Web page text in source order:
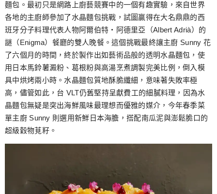
麵包。最初只是網路上廚藝競賽中的一個有趣實驗，來自世界
各地的主廚師參加了水晶麵包挑戰，試圖贏得在大名鼎鼎的西
班牙分子料理代表人物阿爾伯特‧阿德里亞（Albert Adrià）的
謎（Enigma）餐廳的雙人晚餐。這個挑戰最終讓主廚 Sunny 花
了六個月的時間，終於製作出如藝術品般的透明水晶麵包，使
用日本馬鈴薯澱粉、葛根粉與高湯烹煮調製完美比例，倒入模
具中烘烤兩小時。水晶麵包質地酥脆纖細，意味著失敗率極
高，儘管如此，台 VLT仍舊堅持呈獻費工的細膩料理，因為水
晶麵包無疑是突出海鮮風味最理想而優雅的媒介，今年春季菜
單主廚 Sunny 則選用新鮮日本海膽，搭配南瓜泥與澎鬆脆口的
超級穀物莧籽。